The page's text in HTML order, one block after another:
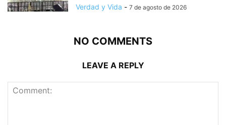
Verdad y Vida - 7 de agosto de 2026
NO COMMENTS
LEAVE A REPLY